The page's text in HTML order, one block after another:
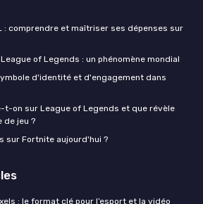
: comprendre et maîtriser ses dépenses sur
of Legends : un phénomène mondial
d'identité et d'engagement dans
t-on sur League of Legends et que révèle
de jeu ?
sur Fortnite aujourd'hui ?
: le format clé pour l’esport et la vidéo